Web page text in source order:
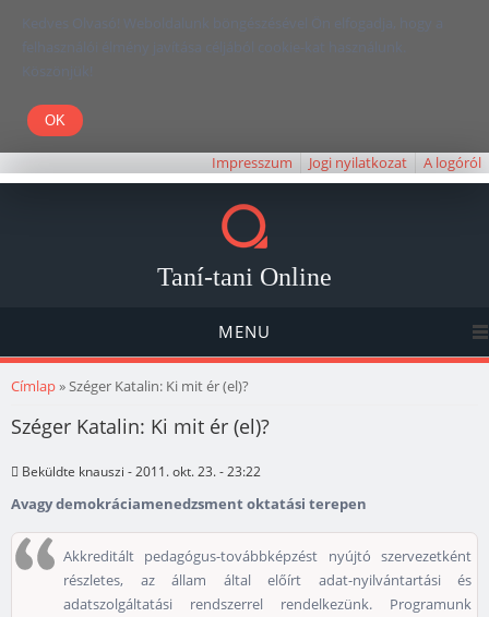
Kedves Olvasó! Weboldalunk böngészésével Ön elfogadja, hogy a
felhasználói élmény javítása céljából cookie-kat használunk.
Köszönjük!
Impresszum Jogi nyilatkozat A logóról
Taní-tani Online
MENU
Jelenlegi hely
Címlap» Széger Katalin: Ki mit ér (el)?
Széger Katalin: Ki mit ér (el)?
Beküldte knauszi - 2011. okt. 23. - 23:22
Avagy demokráciamenedzsment oktatási terepen
Akkreditált pedagógus-továbbképzést nyújtó szervezetként
részletes, az állam által előírt adat-nyilvántartási és
adatszolgáltatási rendszerrel rendelkezünk. Programunk